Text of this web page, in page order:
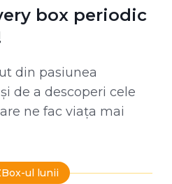
box periodic
din pasiunea
de a descoperi cele
ne fac viața mai
ul lunii